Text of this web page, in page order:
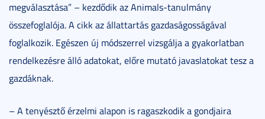
megválasztása” – kezdődik az Animals-tanulmány
összefoglalója. A cikk az állattartás gazdaságosságával
foglalkozik. Egészen új módszerrel vizsgálja a gyakorlatban
rendelkezésre álló adatokat, előre mutató javaslatokat tesz a
gazdáknak.
– A tenyésztő érzelmi alapon is ragaszkodik a gondjaira